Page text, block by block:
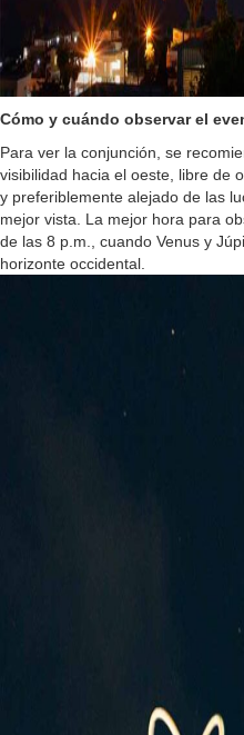
Cómo y cuándo observar el
Para ver la conjunción, se
visibilidad hacia el oeste, libre de
y preferiblemente alejado de las
mejor vista. La mejor hora para
de las 8 p.m., cuando Venus y
horizonte occidental.